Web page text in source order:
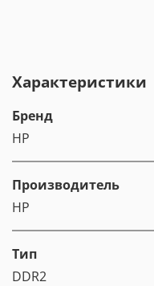
Характеристики
Бренд
HP
Производитель
HP
Тип
DDR2